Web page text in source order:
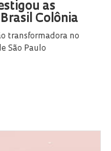
as
Colônia
transformadora no
São Paulo